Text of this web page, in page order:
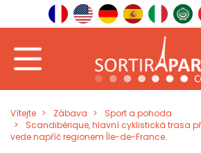
Vítejte Zábava
Sport a pohoda
Scandibérique, hlavní cyklistická trasa
vede napříč regionem Île-de-France.